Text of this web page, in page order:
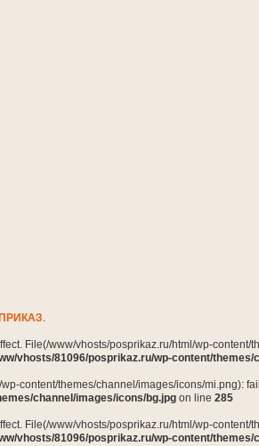
.
File(/www/vhosts/posprikaz.ru/html/wp-
vhosts/81096/posprikaz.ru/wp-content/themes/
content/themes/channel/images/icons/mi.png):
channel/images/icons/bg.jpg on line 285
File(/www/vhosts/posprikaz.ru/html/wp-
vhosts/81096/posprikaz.ru/wp-content/themes/